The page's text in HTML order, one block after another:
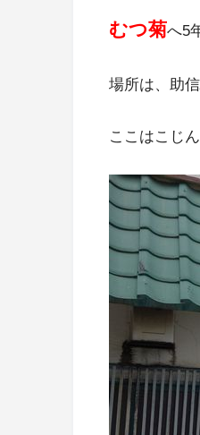
むつ菊へ5
場所は、助
ここはこじ